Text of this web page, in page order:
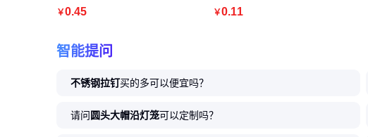
￥0.45 ￥0.11
智能提问
不锈钢拉钉买的多可以便宜吗？
请问圆头大帽沿灯笼可以定制吗？